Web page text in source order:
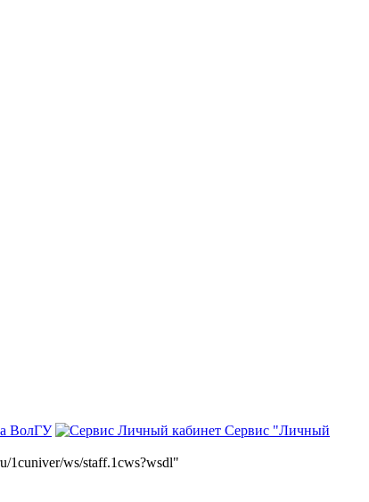
ВолГУ
Сервис "Личный
1cuniver/ws/staff.1cws?wsdl"